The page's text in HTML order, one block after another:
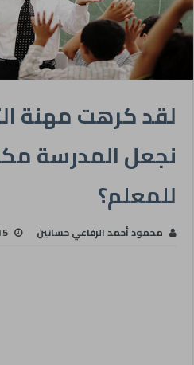
لقد كرهت مهنة
نجعل المدرسة
للمعلم؟
محمود أحمد الرفاعي حسانين